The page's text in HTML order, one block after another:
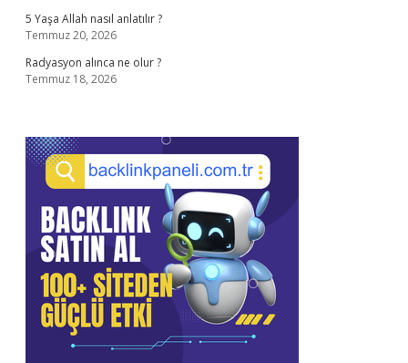
5 Yaşa Allah nasıl anlatılır ?
Temmuz 20, 2026
Radyasyon alınca ne olur ?
Temmuz 18, 2026